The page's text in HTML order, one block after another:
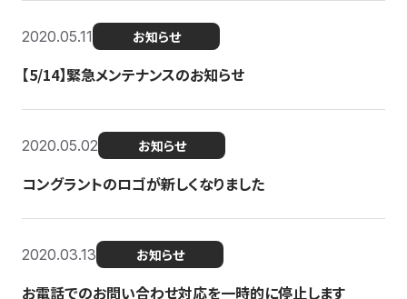
2020.05.11 お知らせ
【5/14】緊急メンテナンスのお知らせ
2020.05.02 お知らせ
コングラントのロゴが新しくなりました
2020.03.13 お知らせ
お電話でのお問い合わせ対応を一時的に停止します